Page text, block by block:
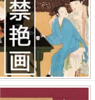
其他卦例
作者其他作品简介
立即购买